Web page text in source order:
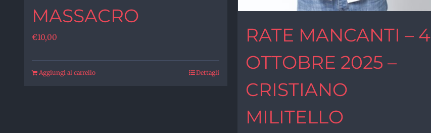
MASSACRO
€10,00
Aggiungi al carrello Dettagli
RATE MANCANTI – 4
OTTOBRE 2025 –
CRISTIANO
MILITELLO